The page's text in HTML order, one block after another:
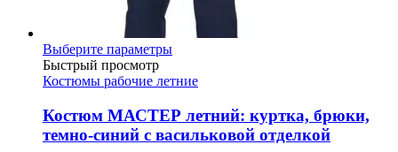
Выберите параметрыЭтот
имеет
вариаций.
Опции
можно
Быстрый просмотр
Костюмы рабочие летние
Костюм МАСТЕР летний: куртка, брюки,
темно-синий с васильковой отделкой